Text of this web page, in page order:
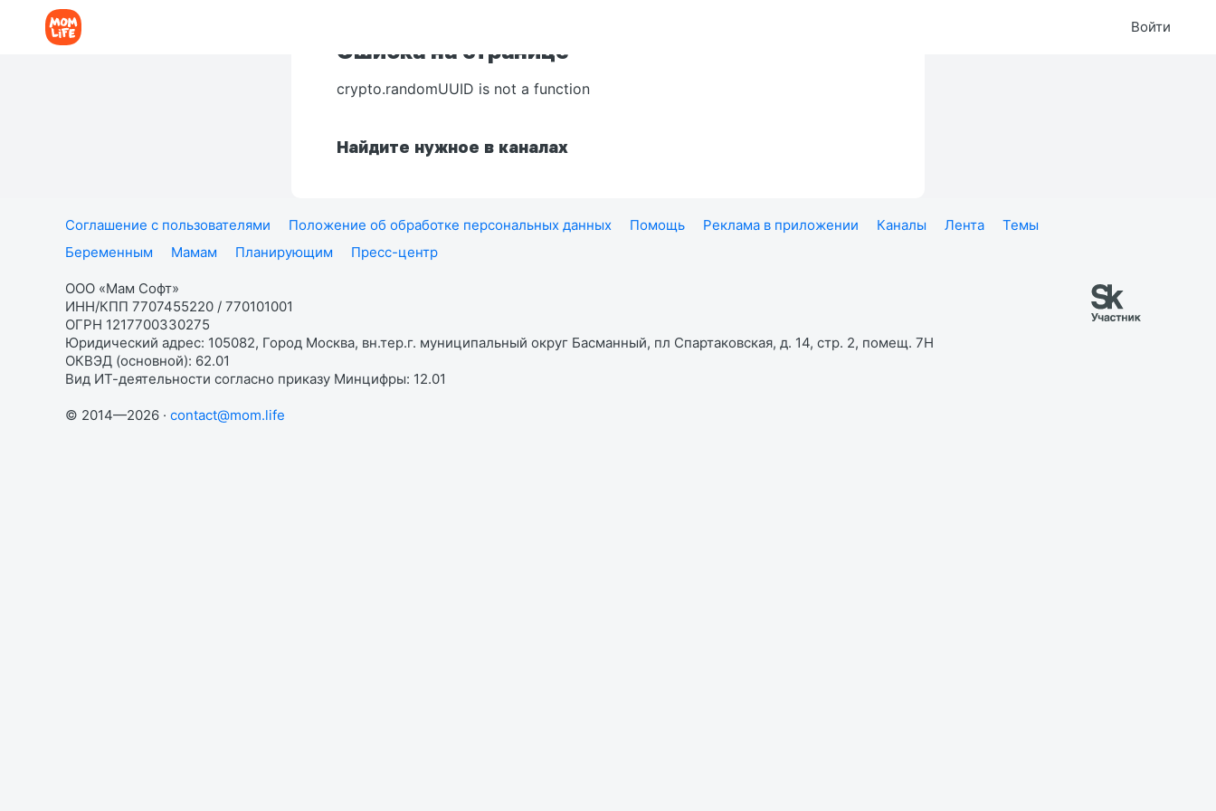
Войти
Ошибка на странице
crypto.randomUUID is not a function
Найдите нужное в каналах
Соглашение с пользователями Положение об обработке персональных данных Помощь Реклама в приложении Каналы Лента
Темы
Беременным
Мамам Планирующим Пресс-центр
ООО «Мам Софт»
ИНН/КПП 7707455220 / 770101001
ОГРН 1217700330275
Юридический адрес: 105082, Город Москва, вн.тер.г. муниципальный округ Басманный, пл Спартаковская, д. 14, стр. 2, помещ. 7Н
ОКВЭД (основной): 62.01
Вид ИТ-деятельности согласно приказу Минцифры: 12.01
© 2014—2026 · contact@mom.life